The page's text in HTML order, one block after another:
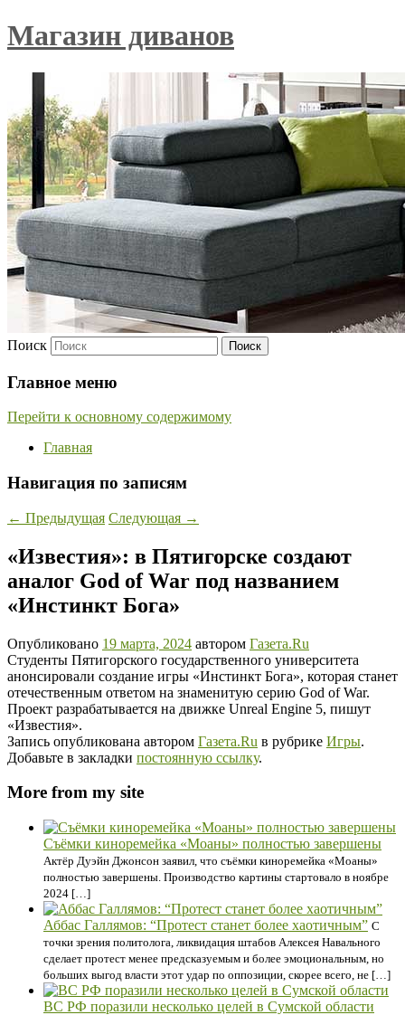
Магазин диванов
Поиск
Главное меню
Перейти к основному содержимому
Главная
Навигация по записям
← Предыдущая Следующая →
«Известия»: в Пятигорске создают
аналог God of War под названием
«Инстинкт Бога»
Опубликовано 19 марта, 2024 автором Газета.Ru
Студенты Пятигорского государственного университета
анонсировали создание игры «Инстинкт Бога», которая станет
отечественным ответом на знаменитую серию God of War.
Проект разрабатывается на движке Unreal Engine 5, пишут
«Известия».
Запись опубликована автором Газета.Ru в рубрике Игры.
Добавьте в закладки постоянную ссылку.
More from my site
Съёмки киноремейка «Моаны» полностью завершены
Актёр Дуэйн Джонсон заявил, что съёмки киноремейка «Моаны»
полностью завершены. Производство картины стартовало в ноябре
2024 […]
Аббас Галлямов: “Протест станет более хаотичным” С
точки зрения политолога, ликвидация штабов Алексея Навального
сделает протест менее предсказуемым и более эмоциональным, но
больших выгод власти этот удар по оппозиции, скорее всего, не […]
ВС РФ поразили несколько целей в Сумской области